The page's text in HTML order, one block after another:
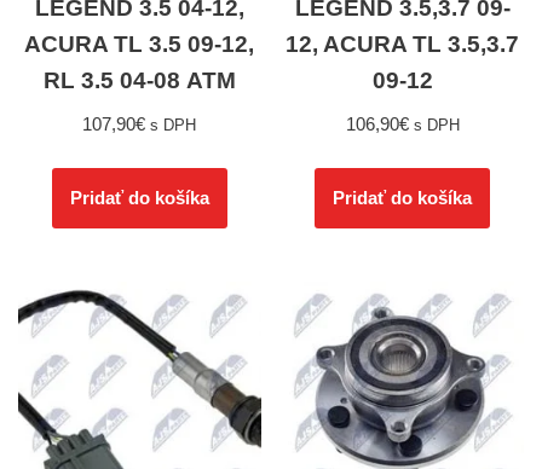
LEGEND 3.5 04-12,
ACURA TL 3.5 09-12,
RL 3.5 04-08 ATM
107,90€ s DPH
Pridať do košíka
LEGEND 3.5,3.7 09-
12, ACURA TL 3.5,3.7
09-12
106,90€ s DPH
Pridať do košíka